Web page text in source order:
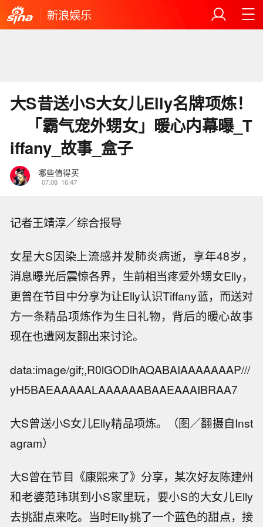
新浪娱乐
大S昔送小S大女儿Elly名牌项炼！
「霸气宠外甥女」暖心内幕曝_T
iffany_故事_盒子
哪些值得买
07.08 16:47
记者王靖淳／综合报导
女星大S因染上流感并发肺炎病逝，享年48岁，
消息曝光后震惊各界，生前相当疼爱外甥女Elly，
更曾在节目中分享为让Elly认识Tiffany蓝，而送对
方一条精品项炼作为生日礼物，背后的暖心故事
现在也遭网友翻出来讨论。
data:image/gif;,R0lGODlhAQABAIAAAAAAAP///
yH5BAEAAAAALAAAAAABAAEAAAIBRAA7
大S曾送小S女儿Elly精品项炼。（图／翻摄自Inst
agram）
大S曾在节目《康熙来了》分享，某次好友陈建州
和老婆范玮琪到小S家里玩，要小S的大女儿Elly
去挑甜点来吃。当时Elly挑了一个蓝色的甜点，接